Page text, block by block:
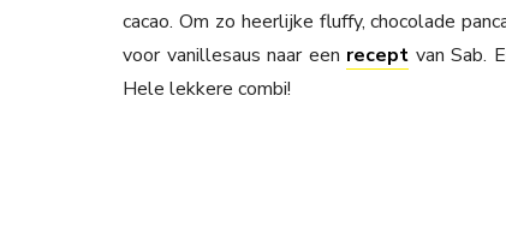
cacao. Om zo heerlijke fluffy, chocolade
voor vanillesaus naar een recept van Sab.
Hele lekkere combi!